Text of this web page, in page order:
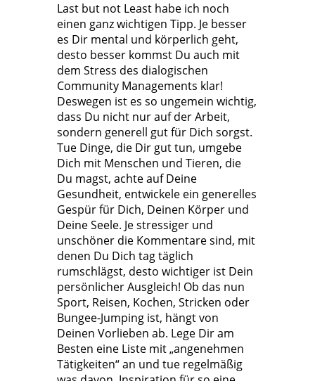
Last but not Least habe ich noch
einen ganz wichtigen Tipp. Je besser
es Dir mental und körperlich geht,
desto besser kommst Du auch mit
dem Stress des dialogischen
Community Managements klar!
Deswegen ist es so ungemein wichtig,
dass Du nicht nur auf der Arbeit,
sondern generell gut für Dich sorgst.
Tue Dinge, die Dir gut tun, umgebe
Dich mit Menschen und Tieren, die
Du magst, achte auf Deine
Gesundheit, entwickele ein generelles
Gespür für Dich, Deinen Körper und
Deine Seele. Je stressiger und
unschöner die Kommentare sind, mit
denen Du Dich tag täglich
rumschlägst, desto wichtiger ist Dein
persönlicher Ausgleich! Ob das nun
Sport, Reisen, Kochen, Stricken oder
Bungee-Jumping ist, hängt von
Deinen Vorlieben ab. Lege Dir am
Besten eine Liste mit „angenehmen
Tätigkeiten“ an und tue regelmäßig